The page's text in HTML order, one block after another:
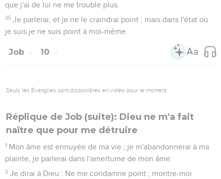
que j'ai de lui ne me trouble plus.
35 Je parlerai, et je ne le craindrai point ; mais dans l'état où
je suis je ne suis point à moi-même.
Job 10
Seuls les Évangiles sont disponibles en vidéo pour le moment.
Réplique de Job (suite): Dieu ne m'a fait
naître que pour me détruire
1 Mon âme est ennuyée de ma vie ; je m'abandonnerai à ma
plainte, je parlerai dans l'amertume de mon âme.
2 Je dirai à Dieu : Ne me condamne point ; montre-moi